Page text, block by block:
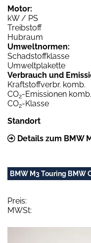
Motor:
kW / PS
Treibstoff
Hubraum
Umweltnormen:
Schadstoffklasse
Umweltplakette
Verbrauch und
Kraftstoffverbr. komb.
CO2-Emissionen komb.
CO2-Klasse
Standort
Details zum BMW
BMW M3 Touring BMW
Preis:
MWSt: